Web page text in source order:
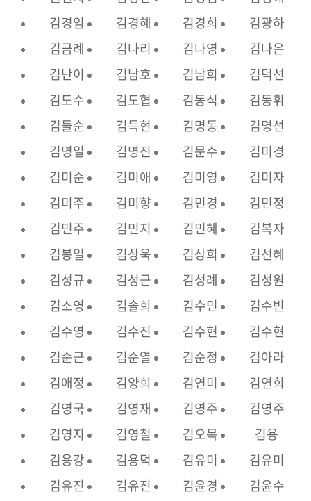
김경임
김경혜 김경희
김광하
김금례
김나리 김나영
김나은
김난이
김남호 김남희
김덕선
김도수
김도협 김동식
김동휘
김둘순
김득현 김명동
김명선
김명일
김명진 김문수
김미경
김미순
김미애 김미영
김미자
김미주
김미향 김민경
김민정
김민주
김민지 김민혜
김복자
김봉일
김상욱 김상희
김선혜
김성규
김성근 김성례
김성원
김소영
김솔희 김수민
김수빈
김수영
김수진 김수현
김수현
김순근
김순열 김순정
김아라
김애정
김양희 김연미
김연희
김영국
김영재 김영주
김영주
김영지
김영철 김오목
김용
김용강
김용덕 김유미
김유미
김유진
김유진 김윤경 김윤수